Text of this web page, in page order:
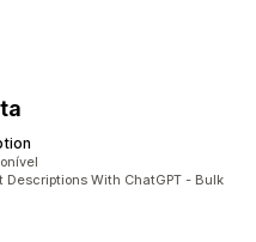
Descriptions With ChatGPT - Bulk